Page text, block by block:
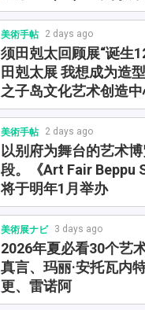
の“お医者さん”の仕事
美術手帖 2 days ago
须田剋太回顾展“诞生
田剋太展 我想成为造
之子岛文化艺术创造
美術手帖 2 days ago
以别府为舞台的艺术
段。《Art Fair Beppu
将于明年1月举办
美術展ナビ 3 days ago
2026年夏必看30个艺
真言、玛丽·安托瓦内
更、雷诺阿